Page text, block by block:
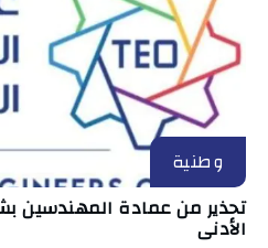
وطنية
تحذير من عمادة المهندسين
الأدنى